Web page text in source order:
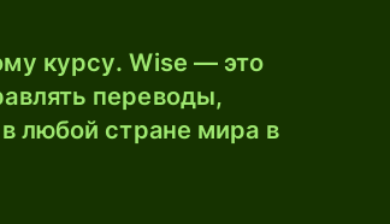
курсу. Wise — это
переводы,
любой стране мира в